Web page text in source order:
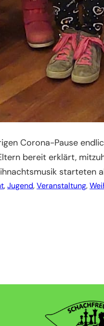
Corona-Pause
bereit erklärt,
starteten
, Jugend, Veranstaltung,